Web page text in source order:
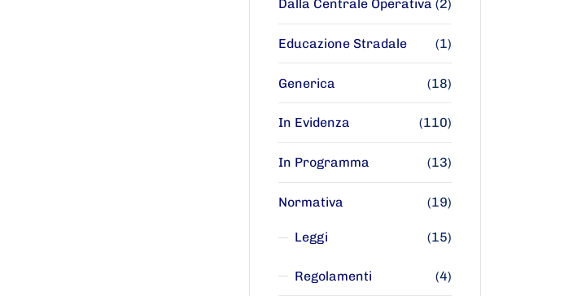
Dalla Centrale Operativa (2)
Educazione Stradale (1)
Generica (18)
In Evidenza (110)
In Programma (13)
Normativa (19)
Leggi (15)
Regolamenti (4)